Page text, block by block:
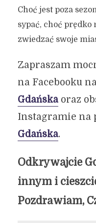
Choć jest poza
sypać, choć prędko
zwiedzać swoje
Zapraszam
na Facebooku
Gdańskaoraz
Instagramie na
Gdańska.
Odkrywajcie
innym i
Pozdrawiam,